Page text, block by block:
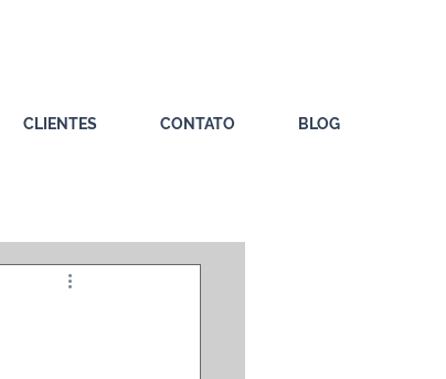
CLIENTES CONTATO BLOG